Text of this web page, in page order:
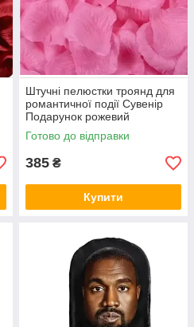
Штучні пелюстки троянд для
романтичної події Сувенір
Подарунок рожевий
Готово до відправки
385 ₴
Купити